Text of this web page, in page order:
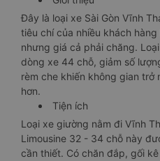
Đây là loại xe Sài Gòn Vĩnh
tiêu chí của nhiều khách
nhưng giá cả phải chăng.
dòng xe 44 chỗ, giảm số
rèm che khiến không gian
hơn.
Tiện ích
Loại xe giường nằm đi Vĩnh
Limousine 32 - 34 chỗ này
cần thiết. Có chăn đắp, gối